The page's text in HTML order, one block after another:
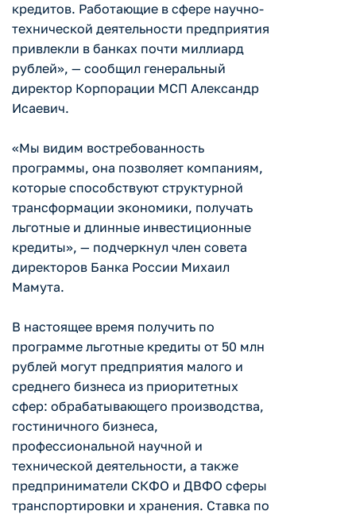
кредитов. Работающие в сфере научно-
технической деятельности предприятия
привлекли в банках почти миллиард
рублей», — сообщил генеральный
директор Корпорации МСП Александр
Исаевич.
«Мы видим востребованность
программы, она позволяет компаниям,
которые способствуют структурной
трансформации экономики, получать
льготные и длинные инвестиционные
кредиты», — подчеркнул член совета
директоров Банка России Михаил
Мамута.
В настоящее время получить по
программе льготные кредиты от 50 млн
рублей могут предприятия малого и
среднего бизнеса из приоритетных
сфер: обрабатывающего производства,
гостиничного бизнеса,
профессиональной научной и
технической деятельности, а также
предприниматели СКФО и ДВФО сферы
транспортировки и хранения. Ставка по